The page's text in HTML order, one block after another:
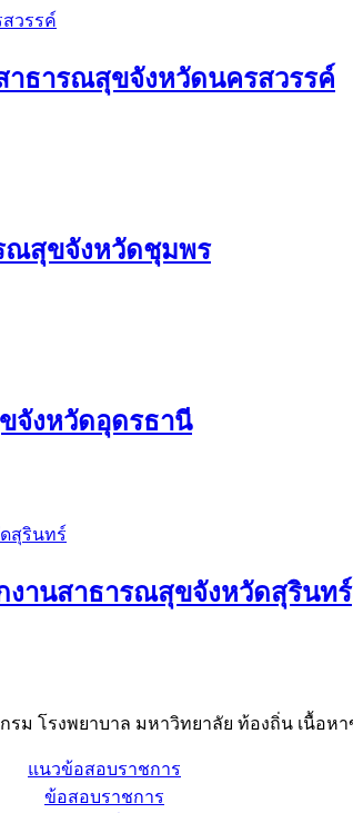
าธารณสุขจังหวัดนครสวรรค์
ณสุขจังหวัดชุมพร
จังหวัดอุดรธานี
งานสาธารณสุขจังหวัดสุรินทร์
รม โรงพยาบาล มหาวิทยาลัย ท้องถิ่น เนื้อ
แนวข้อสอบราชการ
ข้อสอบราชการ